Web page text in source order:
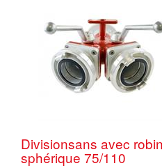
Divisionsans avec
sphérique 75/110